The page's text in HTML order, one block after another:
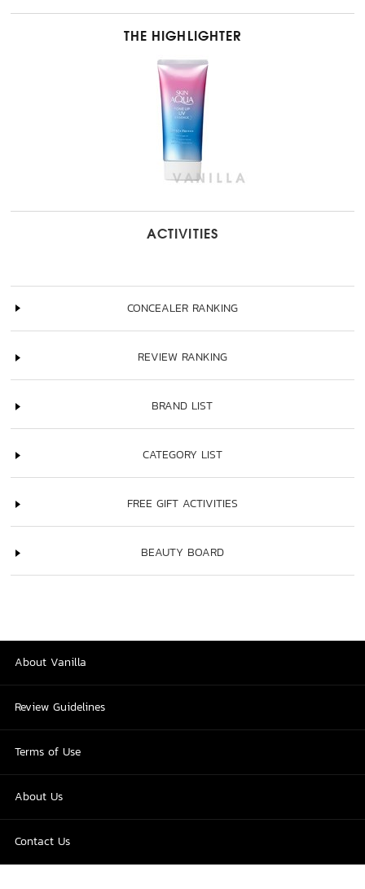
THE HIGHLIGHTER
ACTIVITIES
CONCEALER RANKING
REVIEW RANKING
BRAND LIST
CATEGORY LIST
FREE GIFT ACTIVITIES
BEAUTY BOARD
About Vanilla
Review Guidelines
Terms of Use
About Us
Contact Us